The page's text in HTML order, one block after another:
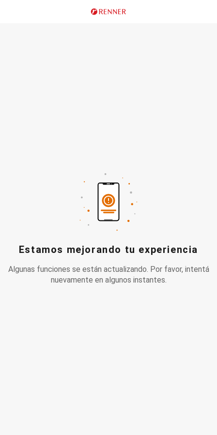
Estamos mejorando tu experiencia
Algunas funciones se están actualizando. Por favor, intentá
nuevamente en algunos instantes.